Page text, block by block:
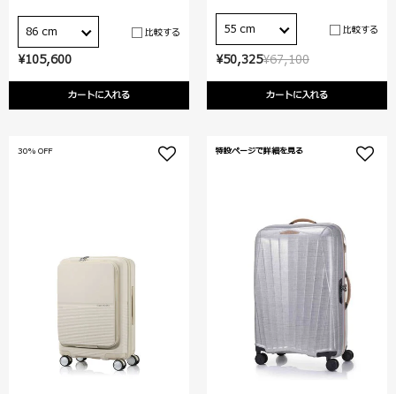
¥105,600
カートに入れる
86 cm 比較する
¥67,100
¥50,325
カートに入れる
55 cm 比較する
30% OFF 特設ページで詳細を見る